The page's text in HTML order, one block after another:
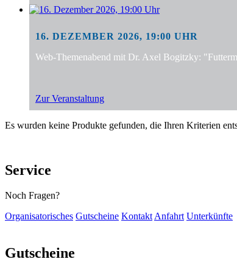
16. DEZEMBER 2026, 19:00 UHR
Web-Themenabend mit Dr. Axel Bogitzky:
Zur Veranstaltung
Es wurden keine Produkte gefunden, die Ihren Kriterien
Service
Noch Fragen?
Organisatorisches Gutscheine KontaktAnfahrt Unterkünfte
Gutscheine